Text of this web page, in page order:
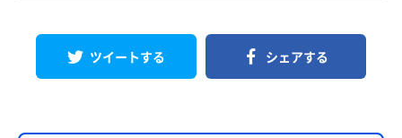
ツイートする シェアする